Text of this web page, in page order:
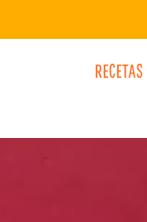
RECETAS